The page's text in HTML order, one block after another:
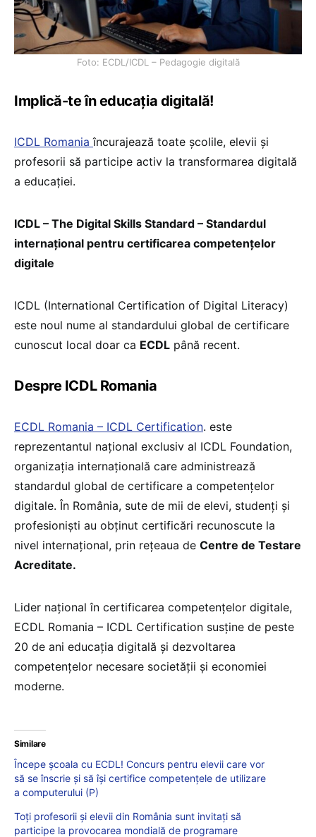
Foto: ECDL/ICDL – Pedagogie digitală
Implică-te în educația digitală!
ICDL Romaniaîncurajează toate școlile, elevii și
profesorii să participe activ la transformarea digitală
a educației.
ICDL – The Digital Skills Standard – Standardul
internațional pentru certificarea competențelor
digitale
ICDL (International Certification of Digital Literacy)
este noul nume al standardului global de certificare
cunoscut local doar ca ECDL până recent.
Despre ICDL Romania
ECDL Romania – ICDL Certification. este
reprezentantul național exclusiv al ICDL Foundation,
organizația internațională care administrează
standardul global de certificare a competențelor
digitale. În România, sute de mii de elevi, studenți și
profesioniști au obținut certificări recunoscute la
nivel internațional, prin rețeaua de Centre de Testare
Acreditate.
Lider național în certificarea competențelor digitale,
ECDL Romania – ICDL Certification susține de peste
20 de ani educația digitală și dezvoltarea
competențelor necesare societății și economiei
moderne.
Similare
Începe școala cu ECDL! Concurs pentru elevii care vor
să se înscrie şi să îşi certifice competenţele de utilizare
a computerului (P)
Toţi profesorii și elevii din România sunt invitați să
participe la provocarea mondială de programare